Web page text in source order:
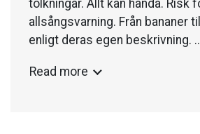
tolkningar. Allt kan hända. Risk
allsångsvarning. Från bananer
enligt deras egen beskrivning.
Kaffepaus ingår. OBS!
Read more